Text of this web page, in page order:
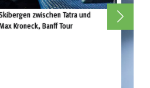
zwischen Tatra und
Kroneck, Banff Tour